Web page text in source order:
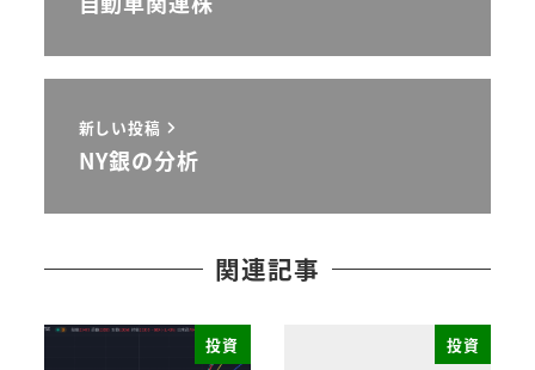
新しい投稿
NY銀の分析
関連記事
投資 投資